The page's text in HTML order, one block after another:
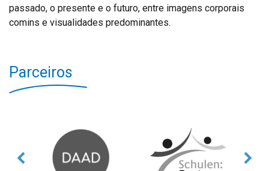
passado, o presente e o futuro, entre imagens corporais
comins e visualidades predominantes.
Parceiros